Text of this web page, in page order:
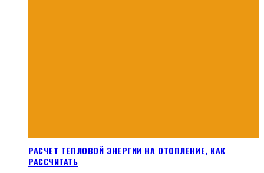
РАСЧЕТ ТЕПЛОВОЙ ЭНЕРГИИ НА ОТОПЛЕНИЕ, КАК
РАССЧИТАТЬ